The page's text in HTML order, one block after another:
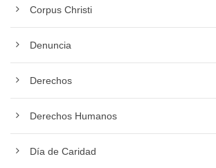
Corpus Christi
Denuncia
Derechos
Derechos Humanos
Día de Caridad